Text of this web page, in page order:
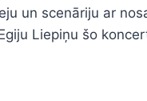
un scenāriju ar
Liepiņu šo